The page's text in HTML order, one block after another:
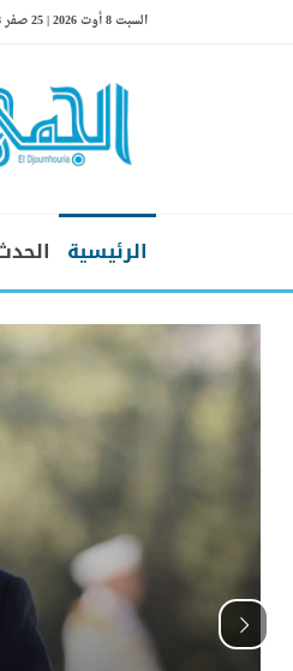
السبت 8 أوت 2026 | 25 صفر 1448
الرئيسية